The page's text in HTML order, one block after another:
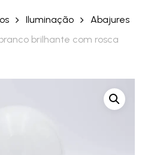
Iluminação
Abajures
brilhante com rosca